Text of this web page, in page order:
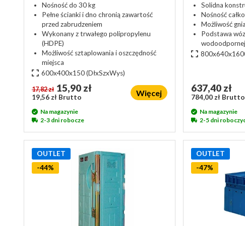
Nośność do 30 kg
Pełne ścianki i dno chronią zawartość
przed zabrudzeniem
Wykonany z trwałego polipropylenu
(HDPE)
Możliwość sztaplowania i oszczędność
miejsca
600x400x150(DłxSzxWys)
17,82 zł 15,90 zł
19,56 zł Brutto Więcej
Na magazynie
2-3 dni robocze
Solidna
Nośność
Możliwość
Podstawa
637,40 zł
784,00 zł Brutto
Na magazynie
2-5 dni
OUTLET
-44%
OUTLET
-47%